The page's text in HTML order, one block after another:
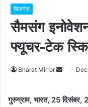
बिजनेस
सैमसंग
फ्यूचर-टेक
Bharat Mirror
गुरुग्राम, भारत, 25 दिसंबर,